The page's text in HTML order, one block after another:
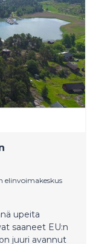
elinvoimakeskus
upeita
saaneet EU:n
juuri avannut